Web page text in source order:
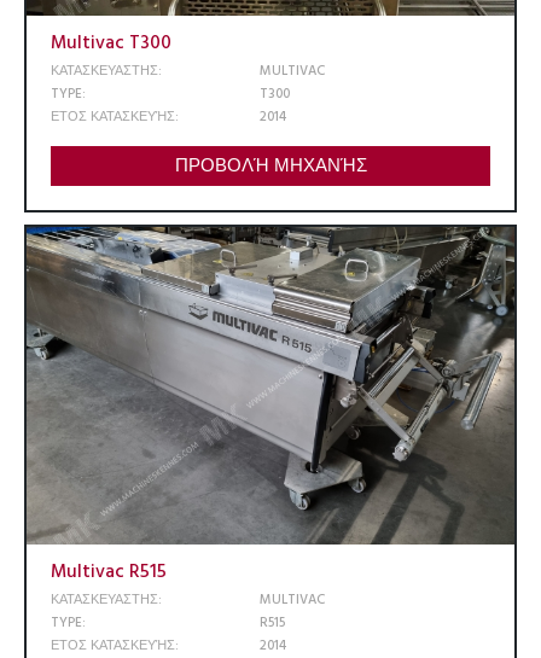
Multivac T300
ΚΑΤΑΣΚΕΥΑΣΤΗΣ:
MULTIVAC
TYPE:
T300
ΕΤΟΣ ΚΑΤΑΣΚΕΥΉΣ:
2014
ΠΡΟΒΟΛΉ ΜΗΧΑΝΉΣ
Multivac R515
ΚΑΤΑΣΚΕΥΑΣΤΗΣ:
MULTIVAC
TYPE:
R515
ΕΤΟΣ ΚΑΤΑΣΚΕΥΉΣ:
2014